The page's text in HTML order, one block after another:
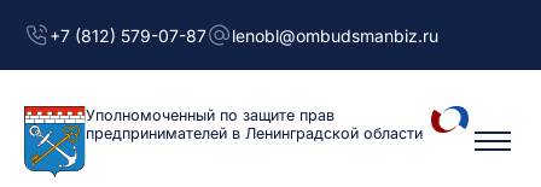
+7 (812) 579-07-87 lenobl@ombudsmanbiz.ru
Уполномоченный по защите прав
предпринимателей в Ленинградской области